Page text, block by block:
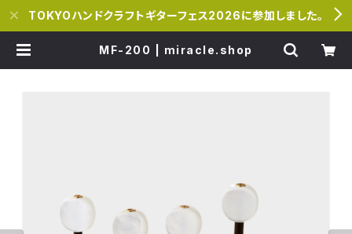
TOKYOハンドクラフトギターフェス2026に参加しました。
MF-200 | miracle.shop